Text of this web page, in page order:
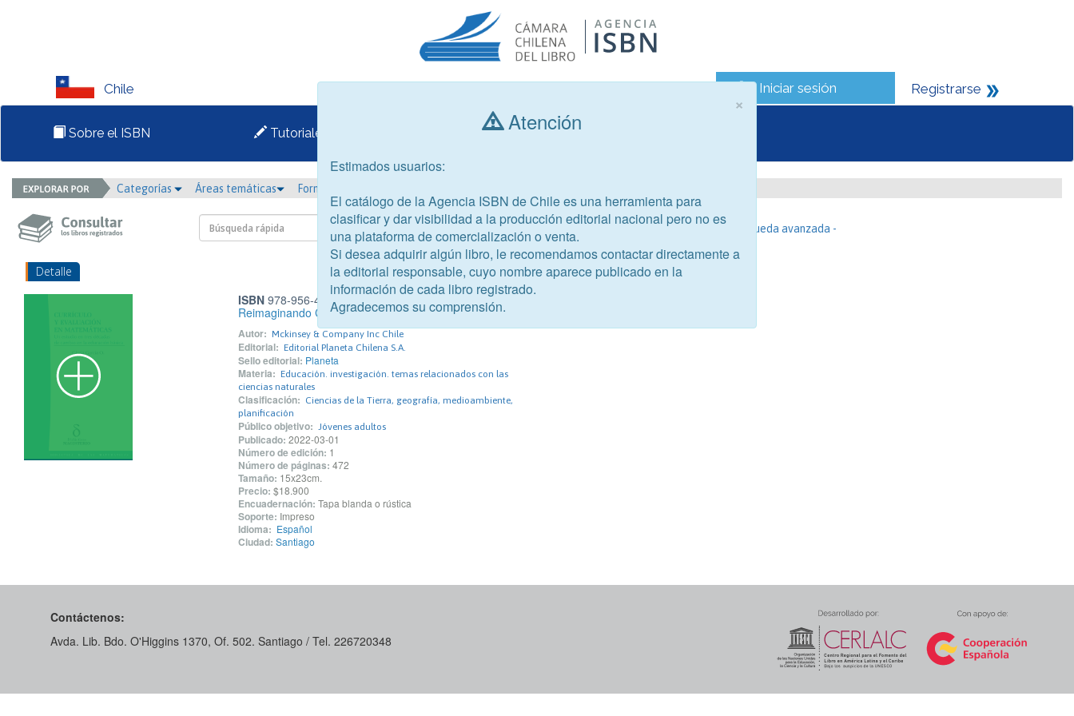
Chile Iniciar sesión Registrarse
Sobre el ISBN Tutoriales Consultar libros
Categorías Áreas temáticas Formato
- Búsqueda avanzada -
Detalle
ISBN978-956-408-099-4
Reimaginando Chile
Autor: Mckinsey & Company Inc Chile
Editorial: Editorial Planeta Chilena S.A.
Sello editorial: Planeta
Materia: Educación. investigación. temas relacionados con las
ciencias naturales
Clasificación: Ciencias de la Tierra, geografía, medioambiente,
planificación
Público objetivo: Jóvenes adultos
Publicado: 2022-03-01
Número de edición: 1
Número de páginas: 472
Tamaño: 15x23cm.
Precio: $18.900
Encuadernación: Tapa blanda o rústica
Soporte: Impreso
Idioma: Español
Ciudad: Santiago
Contáctenos:
Avda. Lib. Bdo. O'Higgins 1370, Of. 502. Santiago / Tel. 226720348
×
Atención
Estimados usuarios:
El catálogo de la Agencia ISBN de Chile es una herramienta para
clasificar y dar visibilidad a la producción editorial nacional pero no es
una plataforma de comercialización o venta.
Si desea adquirir algún libro, le recomendamos contactar directamente a
la editorial responsable, cuyo nombre aparece publicado en la
información de cada libro registrado.
Agradecemos su comprensión.